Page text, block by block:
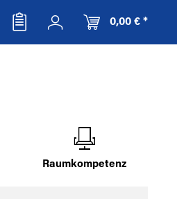
0,00 € *
Raumkompetenz